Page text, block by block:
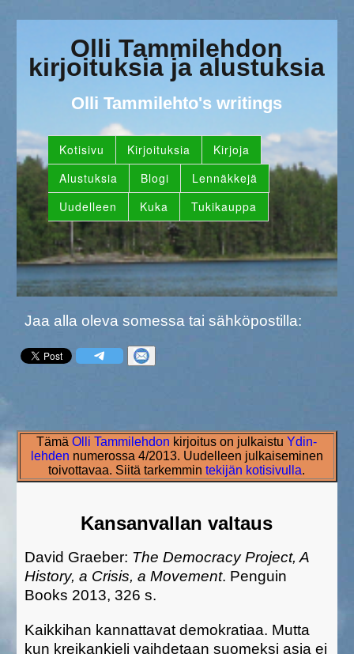
Olli Tammilehdon
kirjoituksia ja alustuksia
Olli Tammilehto's writings
Kotisivu Kirjoituksia
Kirjoja
Alustuksia
Blogi
Lennäkkejä
Uudelleen
Kuka Tukikauppa
Jaa alla oleva somessa tai sähköpostilla:
TämäOlli Tammilehdon kirjoitus on julkaistuYdin-
lehden numerossa 4/2013. Uudelleen julkaiseminen
toivottavaa. Siitä tarkemmintekijän kotisivulla.
Kansanvallan valtaus
David Graeber: The Democracy Project, A
History, a Crisis, a Movement. Penguin
Books 2013, 326 s.
Kaikkihan kannattavat demokratiaa. Mutta
kun kreikankieli vaihdetaan suomeksi asia ei